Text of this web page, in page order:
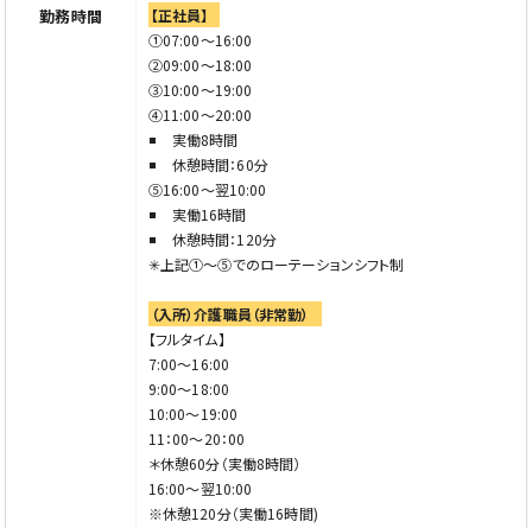
（入所）介護職員(非常勤)
時給：1,260円〜
＊資格、就労時間にて時給変動あり
（通所）介護職員（非常勤）
時給：1,260円〜
※資格、就労時間にて時給変動あり（送迎業務可能職員は
時給アップ）
勤務時間
【正社員】
①07:00〜16:00
②09:00〜18:00
③10:00〜19:00
④11:00〜20:00
実働8時間
休憩時間：60分
⑤16:00〜翌10:00
実働16時間
休憩時間：120分
✳︎上記①〜⑤でのローテーションシフト制
（入所）介護職員（非常勤）
【フルタイム】
7:00～16:00
9:00～18:00
10:00～19:00
11：00～20：00
＊休憩60分（実働8時間）
16:00～翌10:00
※休憩120分（実働16時間)